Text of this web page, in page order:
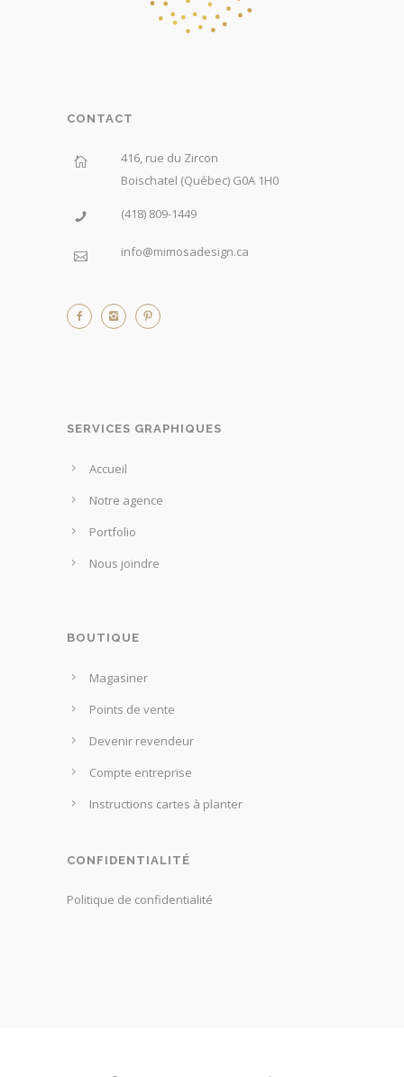
CONTACT
416, rue du Zircon
Boischatel (Québec) G0A 1H0
(418) 809-1449
info@mimosadesign.ca
SERVICES GRAPHIQUES
Accueil
Notre agence
Portfolio
Nous joindre
BOUTIQUE
Magasiner
Points de vente
Devenir revendeur
Compte entreprise
Instructions cartes à planter
CONFIDENTIALITÉ
Politique de confidentialité